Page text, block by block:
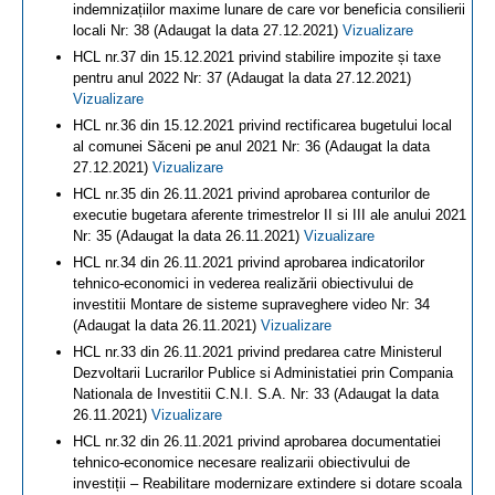
indemnizațiilor maxime lunare de care vor beneficia consilierii
locali Nr: 38 (Adaugat la data 27.12.2021) Vizualizare
HCL nr.37 din 15.12.2021 privind stabilire impozite și taxe
pentru anul 2022 Nr: 37 (Adaugat la data 27.12.2021)
Vizualizare
HCL nr.36 din 15.12.2021 privind rectificarea bugetului local
al comunei Săceni pe anul 2021 Nr: 36 (Adaugat la data
27.12.2021) Vizualizare
HCL nr.35 din 26.11.2021 privind aprobarea conturilor de
executie bugetara aferente trimestrelor II si III ale anului 2021
Nr: 35 (Adaugat la data 26.11.2021) Vizualizare
HCL nr.34 din 26.11.2021 privind aprobarea indicatorilor
tehnico-economici in vederea realizării obiectivului de
investitii Montare de sisteme supraveghere video Nr: 34
(Adaugat la data 26.11.2021) Vizualizare
HCL nr.33 din 26.11.2021 privind predarea catre Ministerul
Dezvoltarii Lucrarilor Publice si Administatiei prin Compania
Nationala de Investitii C.N.I. S.A. Nr: 33 (Adaugat la data
26.11.2021) Vizualizare
HCL nr.32 din 26.11.2021 privind aprobarea documentatiei
tehnico-economice necesare realizarii obiectivului de
investiții – Reabilitare modernizare extindere si dotare scoala